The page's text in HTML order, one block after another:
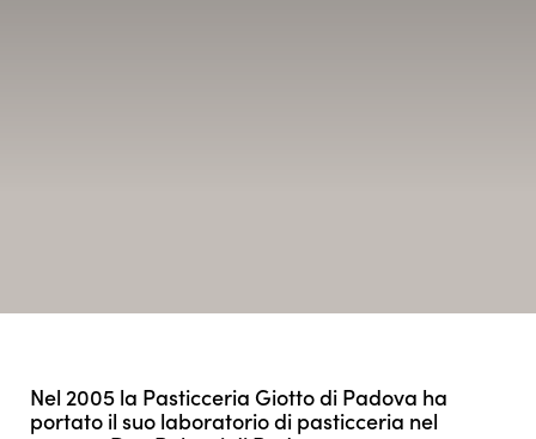
Nel 2005 la Pasticceria Giotto di Padova ha
portato il suo laboratorio di pasticceria nel